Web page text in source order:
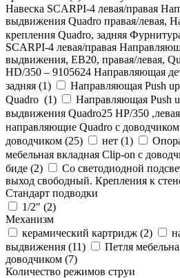
Навеска SCARPI-4 левая/правая
выдвижения Quadro правая/левая,
крепления Quadro, задняя
SCARPI-4 левая/правая
выдвижения, ЕВ20, правая/левая,
HD/350 – 9105624 Направляющая
задняя (1)
Направляющая Push
Quadro (1)
Направляющая Push
выдвижения Quadro25 НР/350
направляющие Quadro с
доводчиком (25) нет (1)
мебельная вкладная Clip-on с
биде (2)
Со светодиодной
выход свободный. Крепления к
Стандарт подводки
1/2" (2)
Механизм
керамический картридж (2)
выдвижения (11)
Петля
доводчиком (7)
Количество режимов струи